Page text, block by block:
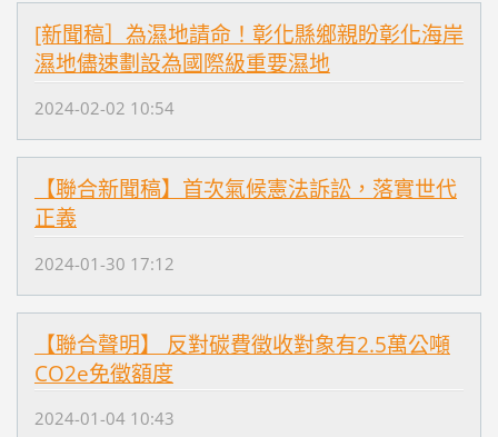
[新聞稿］為濕地請命！彰化縣鄉親盼彰化海岸
濕地儘速劃設為國際級重要濕地
2024-02-02 10:54
【聯合新聞稿】首次氣候憲法訴訟，落實世代
正義
2024-01-30 17:12
【聯合聲明】 反對碳費徵收對象有2.5萬公噸
CO2e免徵額度
2024-01-04 10:43